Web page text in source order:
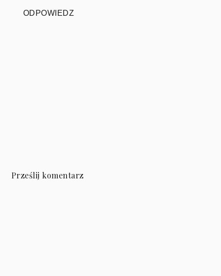
ODPOWIEDZ
Prześlij komentarz